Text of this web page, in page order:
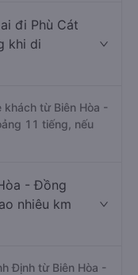
đi Phù Cát
khi di
từ Biên Hòa -
11 tiếng, nếu
- Đồng
nhiêu km
Định từ Biên Hòa -